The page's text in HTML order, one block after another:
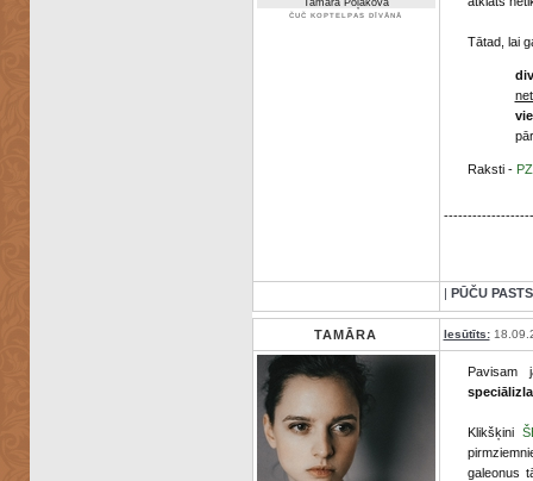
Tamāra Poļakova
ČUČ KOPTELPAS DĪVĀNĀ
Tātad, lai
Raksti - PZ
| PŪČU PASTS
TAMĀRA Iesūtīts:
Klikšķini
galeonus